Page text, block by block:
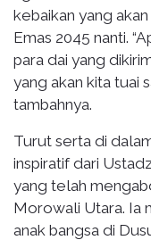
kebaikan yang
Emas 2045 nanti.
para dai yang
yang akan kita tuai
tambahnya.
Turut serta di
inspiratif dari
yang telah
Morowali Utara. Ia
anak bangsa di